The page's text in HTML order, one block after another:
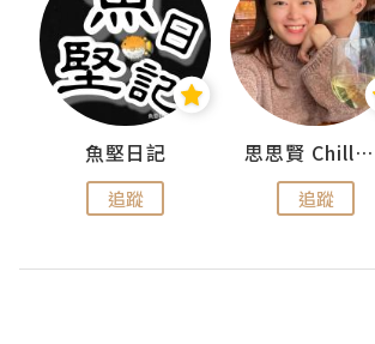
魚堅日記
追蹤
思思賢 ChillMyBabe
追蹤